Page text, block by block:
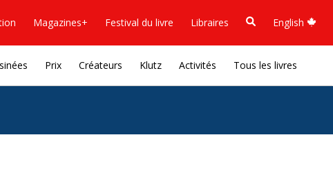
Magazines+ Festival du livre Libraires English
Prix Créateurs Klutz Activités Tous les livres